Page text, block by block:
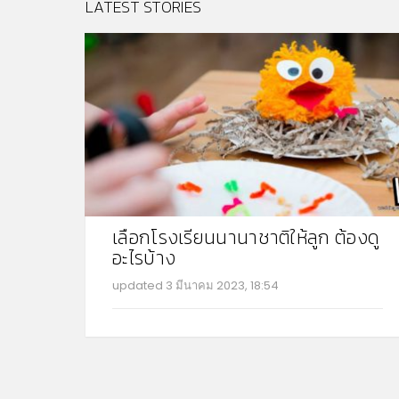
LATEST STORIES
เลือกโรงเรียนนานาชาติให้ลูก ต้องดู
อะไรบ้าง
updated 3 มีนาคม 2023, 18:54